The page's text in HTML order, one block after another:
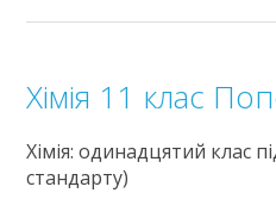
Хімія 11 клас
Хімія: одинадцятий клас
стандарту)